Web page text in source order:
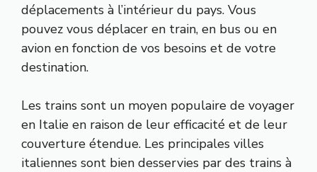
déplacements à l’intérieur du pays. Vous
pouvez vous déplacer en train, en bus ou en
avion en fonction de vos besoins et de votre
destination.
Les trains sont un moyen populaire de voyager
en Italie en raison de leur efficacité et de leur
couverture étendue. Les principales villes
italiennes sont bien desservies par des trains à